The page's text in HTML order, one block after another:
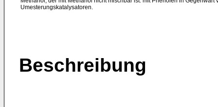
Umesterungskatalysatoren.
Beschreibung